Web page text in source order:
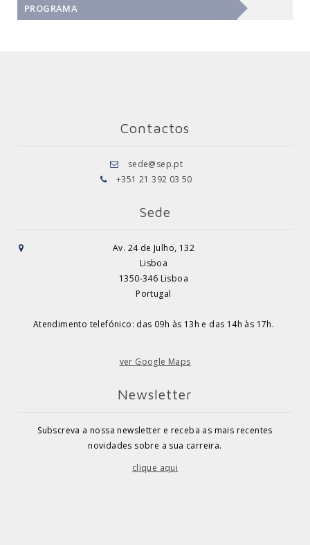
PROGRAMA
Contactos
sede@sep.pt
+351 21 392 03 50
Sede
Av. 24 de Julho, 132
Lisboa
1350-346 Lisboa
Portugal
Atendimento telefónico: das 09h às 13h e das 14h às 17h.
ver Google Maps
Newsletter
Subscreva a nossa newsletter e receba as mais recentes
novidades sobre a sua carreira.
clique aqui